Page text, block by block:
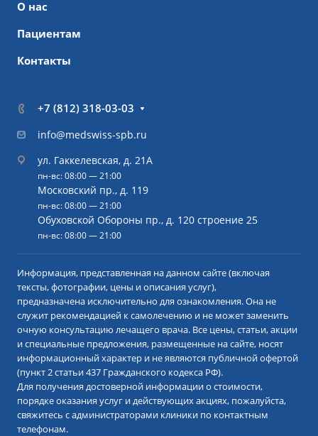
О нас
Пациентам
Контакты
+7 (812) 318-03-03
info@medswiss-spb.ru
ул. Гаккелевская, д. 21А
пн-вс: 08:00 — 21:00
Московский пр., д. 119
пн-вс: 08:00 — 21:00
Обуховской Обороны пр., д. 120 строение 25
пн-вс: 08:00 — 21:00
Информация, представленная на данном сайте (включая
тексты, фотографии, цены и описания услуг),
предназначена исключительно для ознакомления. Она не
служит рекомендацией к самолечению и не может заменить
очную консультацию лечащего врача. Все цены, статьи, акции
и специальные предложения, размещенные на сайте, носят
информационный характер и не являются публичной офертой
(пункт 2 статьи 437 Гражданского кодекса РФ).
Для получения достоверной информации о стоимости,
порядке оказания услуг и действующих акциях, пожалуйста,
свяжитесь с администраторами клиники по контактным
телефонам.